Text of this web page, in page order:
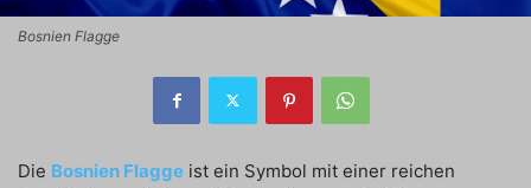
Bosnien Flagge
Die Bosnien Flagge ist ein Symbol mit einer reichen